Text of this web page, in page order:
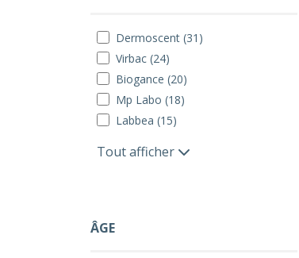
Dermoscent (31)
Virbac (24)
Biogance (20)
Mp Labo (18)
Labbea (15)
Tout afficher
ÂGE